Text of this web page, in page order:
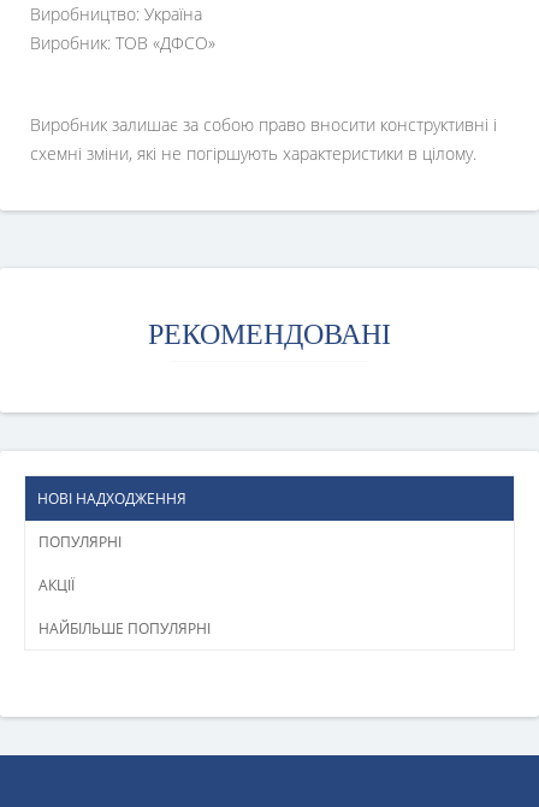
Виробництво: Україна
Виробник: ТОВ «ДФСО»
Виробник залишає за собою право вносити конструктивні і
схемні зміни, які не погіршують характеристики в цілому.
РЕКОМЕНДОВАНІ
НОВІ НАДХОДЖЕННЯ
ПОПУЛЯРНІ
АКЦІЇ
НАЙБІЛЬШЕ ПОПУЛЯРНІ